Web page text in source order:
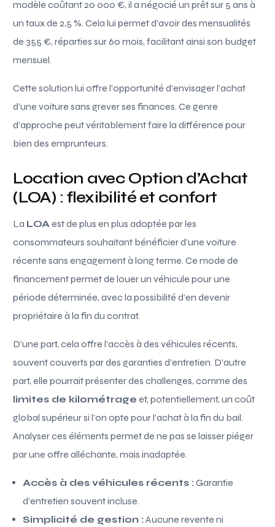
modèle coûtant 20 000 €, il a négocié un prêt sur 5 ans à
un taux de 2,5 %. Cela lui permet d’avoir des mensualités
de 355 €, réparties sur 60 mois, facilitant ainsi son budget
mensuel.
Cette solution lui offre l’opportunité d’envisager l’achat
d’une voiture sans grever ses finances. Ce genre
d’approche peut véritablement faire la différence pour
bien des emprunteurs.
Location avec Option d’Achat
(LOA) : flexibilité et confort
La LOA est de plus en plus adoptée par les
consommateurs souhaitant bénéficier d’une voiture
récente sans engagement à long terme. Ce mode de
financement permet de louer un véhicule pour une
période déterminée, avec la possibilité d’en devenir
propriétaire à la fin du contrat.
D’une part, cela offre l’accès à des véhicules récents,
souvent couverts par des garanties d’entretien. D’autre
part, elle pourrait présenter des challenges, comme des
limites de kilométrage et, potentiellement, un coût
global supérieur si l’on opte pour l’achat à la fin du bail.
Analyser ces éléments permet de ne pas se laisser piéger
par une offre alléchante, mais inadaptée.
Accès à des véhicules récents : Garantie
d’entretien souvent incluse.
Simplicité de gestion : Aucune revente ni